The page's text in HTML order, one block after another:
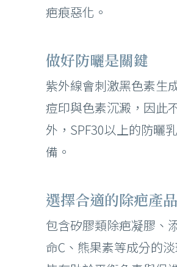
疤痕惡化。
做好防曬是關鍵
紫外線會刺激黑色素生
痘印與色素沉澱，因此
外，SPF30以上的防曬
備。
選擇合適的除疤產品
包含矽膠類除疤凝膠、
命C、熊果素等成分的淡